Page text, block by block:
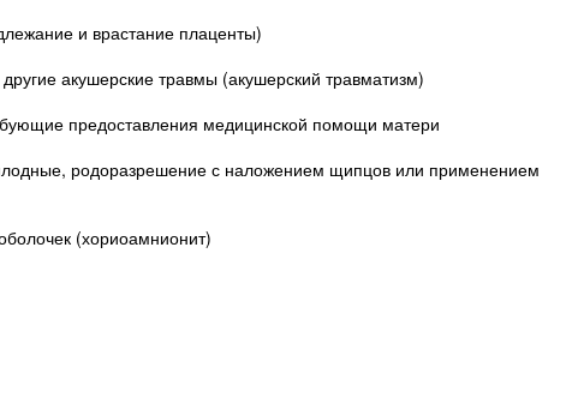
и врастание плаценты)
акушерские травмы (акушерский травматизм)
предоставления медицинской помощи матери
родоразрешение с наложением щипцов или применением
(хориоамнионит)